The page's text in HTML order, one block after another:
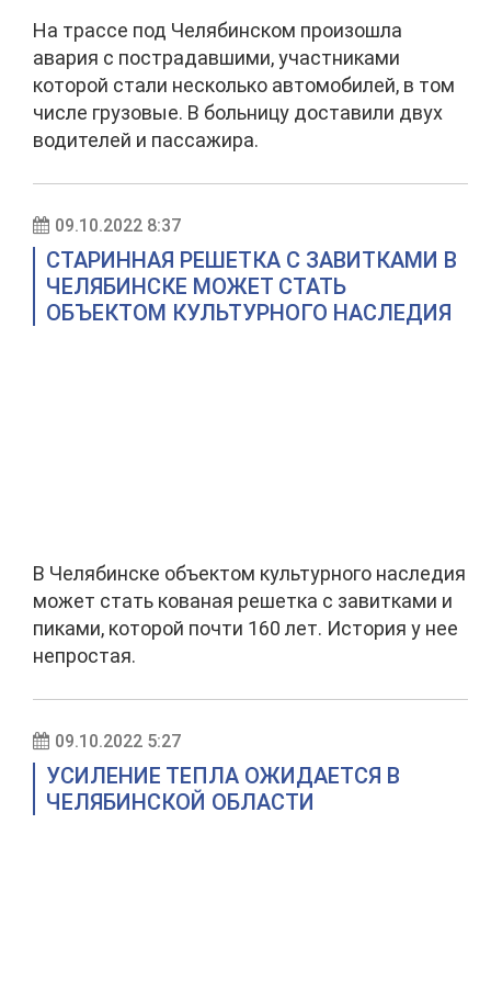
На трассе под Челябинском произошла
авария с пострадавшими, участниками
которой стали несколько автомобилей, в том
числе грузовые. В больницу доставили двух
водителей и пассажира.
09.10.2022 8:37
СТАРИННАЯ РЕШЕТКА С ЗАВИТКАМИ В
ЧЕЛЯБИНСКЕ МОЖЕТ СТАТЬ
ОБЪЕКТОМ КУЛЬТУРНОГО НАСЛЕДИЯ
В Челябинске объектом культурного наследия
может стать кованая решетка с завитками и
пиками, которой почти 160 лет. История у нее
непростая.
09.10.2022 5:27
УСИЛЕНИЕ ТЕПЛА ОЖИДАЕТСЯ В
ЧЕЛЯБИНСКОЙ ОБЛАСТИ